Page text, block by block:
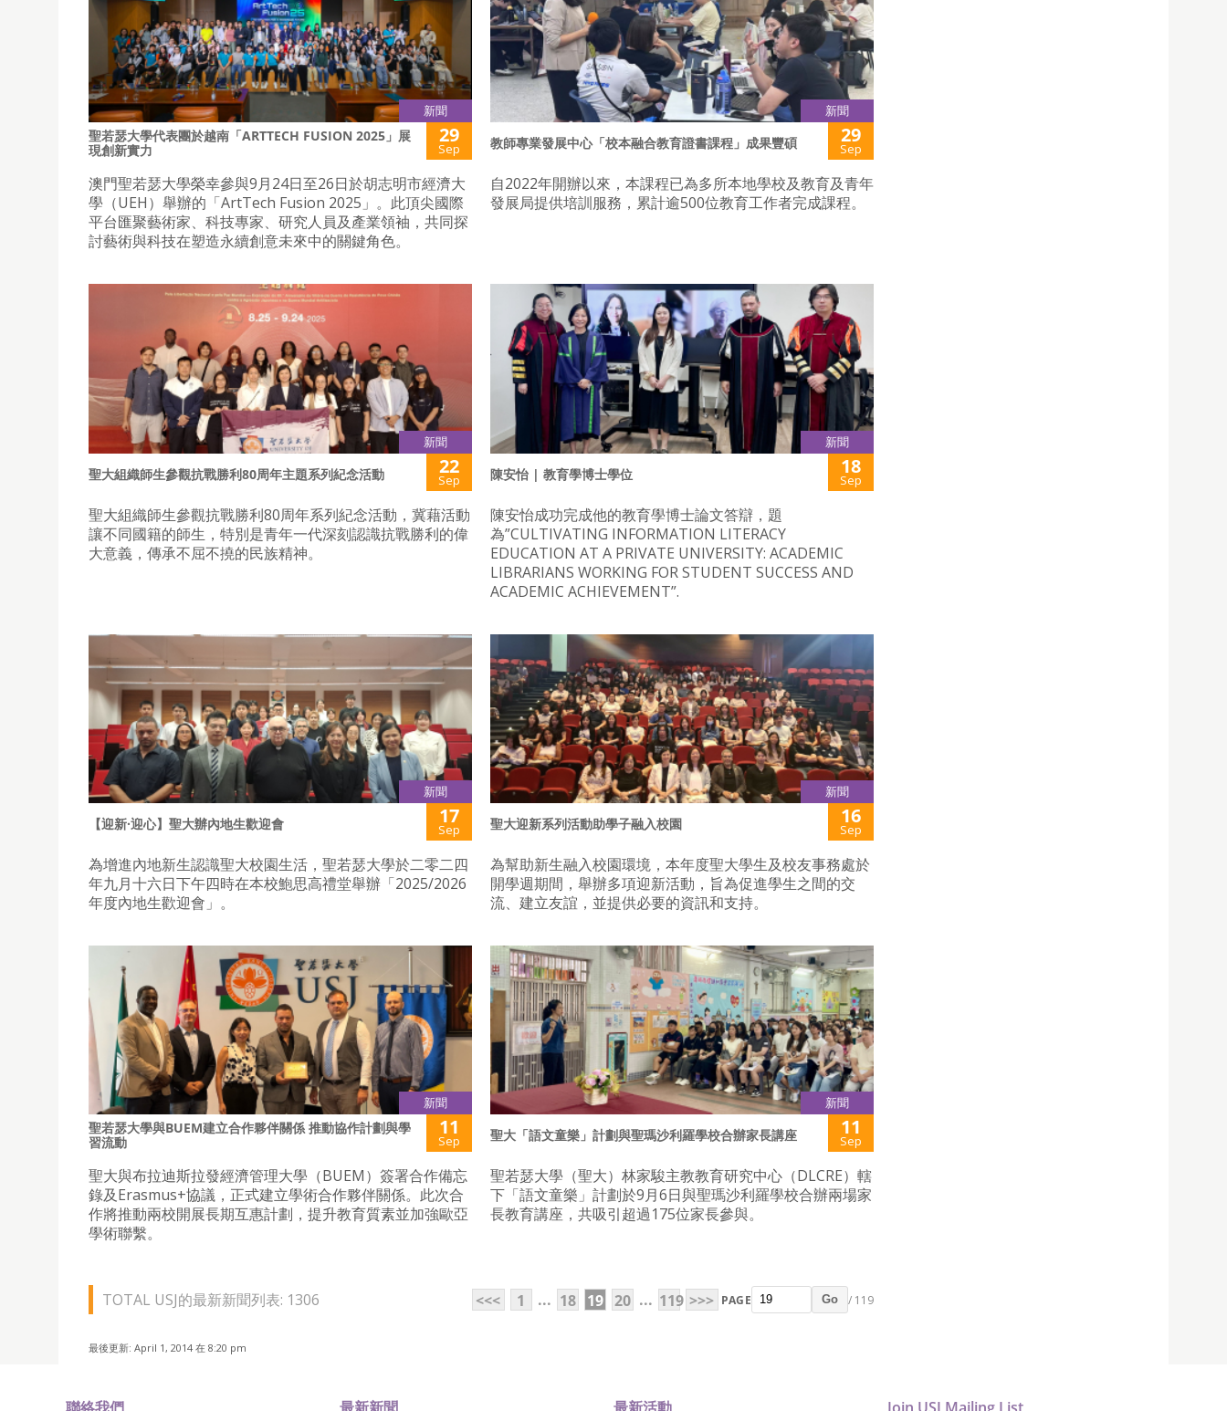
新聞
聖若瑟大學代表團於越南「ARTTECH FUSION 2025」展
現創新實力
29
Sep
澳門聖若瑟大學榮幸參與9月24日至26日於胡志明市經濟大
學（UEH）舉辦的「ArtTech Fusion 2025」。此頂尖國際
平台匯聚藝術家、科技專家、研究人員及產業領袖，共同探
討藝術與科技在塑造永續創意未來中的關鍵角色。
新聞
教師專業發展中心「校本融合教育證書課程」成果豐碩 29
Sep
自2022年開辦以來，本課程已為多所本地學校及教育及青年
發展局提供培訓服務，累計逾500位教育工作者完成課程。
新聞
聖大組織師生參觀抗戰勝利80周年主題系列紀念活動 22
Sep
聖大組織師生參觀抗戰勝利80周年系列紀念活動，冀藉活動
讓不同國籍的師生，特別是青年一代深刻認識抗戰勝利的偉
大意義，傳承不屈不撓的民族精神。
新聞
陳安怡 | 教育學博士學位 18
Sep
陳安怡成功完成他的教育學博士論文答辯，題
為”CULTIVATING INFORMATION LITERACY
EDUCATION AT A PRIVATE UNIVERSITY: ACADEMIC
LIBRARIANS WORKING FOR STUDENT SUCCESS AND
ACADEMIC ACHIEVEMENT”.
新聞
【迎新·迎心】聖大辦內地生歡迎會 17
Sep
為增進內地新生認識聖大校園生活，聖若瑟大學於二零二四
年九月十六日下午四時在本校鮑思高禮堂舉辦「2025/2026
年度內地生歡迎會」。
新聞
聖大迎新系列活動助學子融入校園 16
Sep
為幫助新生融入校園環境，本年度聖大學生及校友事務處於
開學週期間，舉辦多項迎新活動，旨為促進學生之間的交
流、建立友誼，並提供必要的資訊和支持。
新聞
聖若瑟大學與BUEM建立合作夥伴關係 推動協作計劃與學
習流動
11
Sep
聖大與布拉迪斯拉發經濟管理大學（BUEM）簽署合作備忘
錄及Erasmus+協議，正式建立學術合作夥伴關係。此次合
作將推動兩校開展長期互惠計劃，提升教育質素並加強歐亞
學術聯繫。
新聞
聖大「語文童樂」計劃與聖瑪沙利羅學校合辦家長講座 11
Sep
聖若瑟大學（聖大）林家駿主教教育研究中心（DLCRE）轄
下「語文童樂」計劃於9月6日與聖瑪沙利羅學校合辦兩場家
長教育講座，共吸引超過175位家長參與。
TOTAL USJ的最新新聞列表: 1306 <<< 1 ... 18 19 20 ... 119 >>> PAGE Go / 119
最後更新: April 1, 2014 在 8:20 pm